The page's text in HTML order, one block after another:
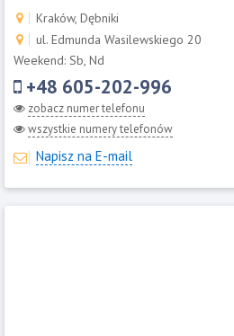
Kraków, Dębniki
ul. Edmunda Wasilewskiego 20
Weekend: Sb, Nd
+48 605-202-996
zobacz numer telefonu
wszystkie numery telefonów
Napisz na E-mail